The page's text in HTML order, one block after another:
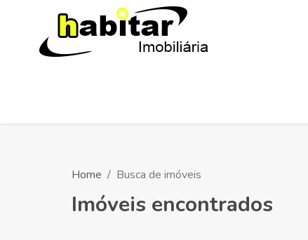
Home Busca de imóveis
Imóveis encontrados